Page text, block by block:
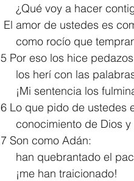
¿Qué voy a hacer
El amor de ustedes es
como rocío que
5 Por eso los hice
los herí con las
¡Mi sentencia los
6 Lo que pido de ustedes
conocimiento de Dios
7 Son como Adán:
han quebrantado el
     ¡me han traicionado!